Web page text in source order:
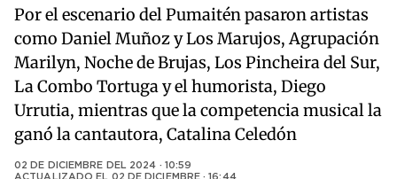
Por el escenario del Pumaitén pasaron artistas
como Daniel Muñoz y Los Marujos, Agrupación
Marilyn, Noche de Brujas, Los Pincheira del Sur,
La Combo Tortuga y el humorista, Diego
Urrutia, mientras que la competencia musical la
ganó la cantautora, Catalina Celedón
02 DE DICIEMBRE DEL 2024 · 10:59